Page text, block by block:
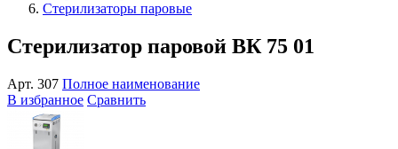
Стерилизаторы паровые
Стерилизатор паровой ВК 75 01
Арт. 307 Полное наименование
В избранное Сравнить